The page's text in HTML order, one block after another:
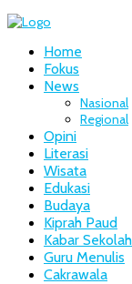
Home
Fokus
News
Nasional
Regional
Opini
Literasi
Wisata
Edukasi
Budaya
Kiprah Paud
Kabar Sekolah
Guru Menulis
Cakrawala